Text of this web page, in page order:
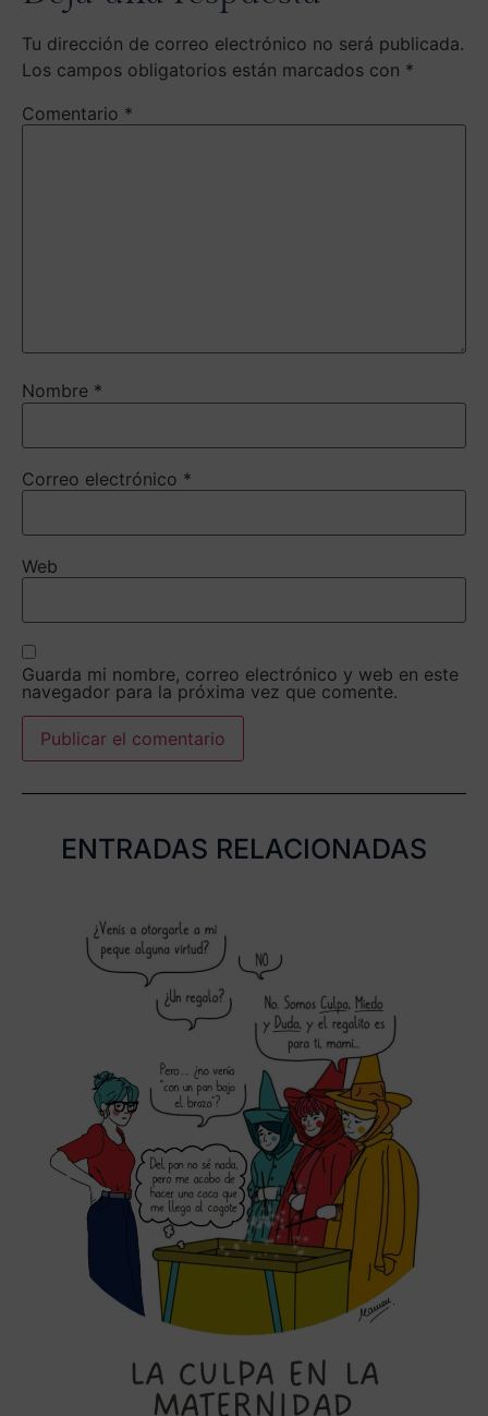
Tu dirección de correo electrónico no será publicada.
Los campos obligatorios están marcados con *
Comentario *
Nombre *
Correo electrónico *
Web
Guarda mi nombre, correo electrónico y web en este
navegador para la próxima vez que comente.
ENTRADAS RELACIONADAS